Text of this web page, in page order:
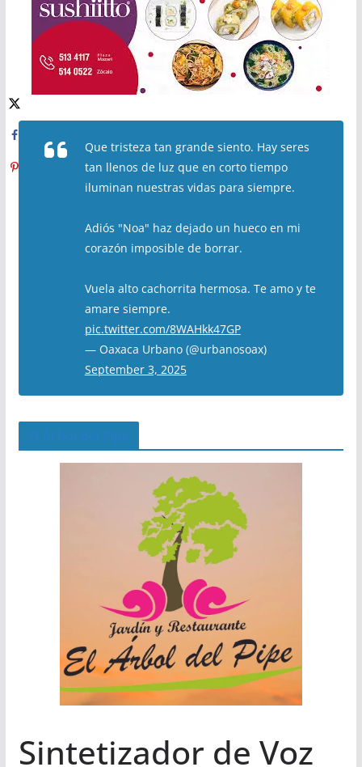
Que tristeza tan grande siento. Hay seres
tan llenos de luz que en corto tiempo
iluminan nuestras vidas para siempre.
Adiós "Noa" haz dejado un hueco en mi
corazón imposible de borrar.
Vuela alto cachorrita hermosa. Te amo y te
amare siempre.
pic.twitter.com/8WAHkk47GP
— Oaxaca Urbano (@urbanosoax)
September 3, 2025
Sintetizador de Voz